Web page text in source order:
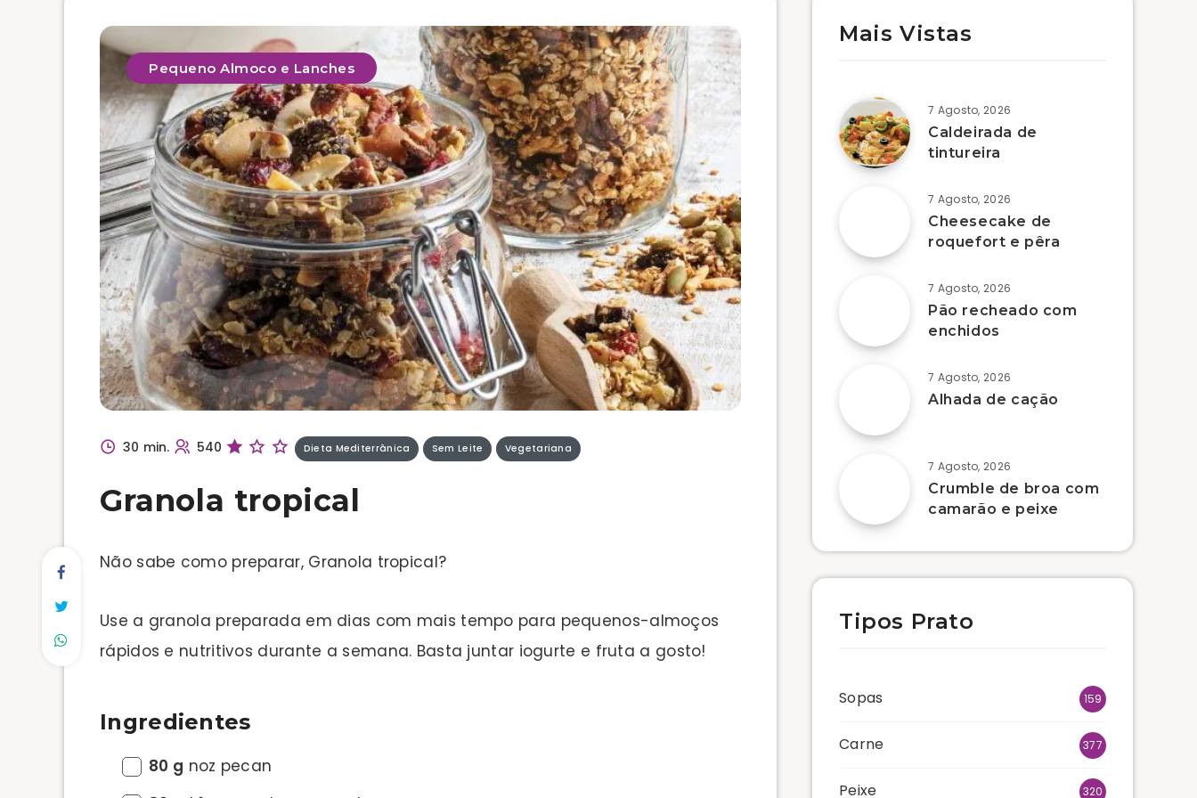
Pequeno Almoco e Lanches
30 min. 540 Dieta Mediterrânica Sem Leite Vegetariana
Granola tropical
Não sabe como preparar, Granola tropical?
Use a granola preparada em dias com mais tempo para pequenos-almoços
rápidos e nutritivos durante a semana. Basta juntar iogurte e fruta a gosto!
Ingredientes
80 g noz pecan
Mais Vistas
7 Agosto, 2026
Caldeirada de
tintureira
7 Agosto, 2026
Cheesecake de
roquefort e pêra
7 Agosto, 2026
Pão recheado com
enchidos
7 Agosto, 2026
Alhada de cação
7 Agosto, 2026
Crumble de broa com
camarão e peixe
Tipos Prato
Sopas 159
Carne 377
Peixe 320